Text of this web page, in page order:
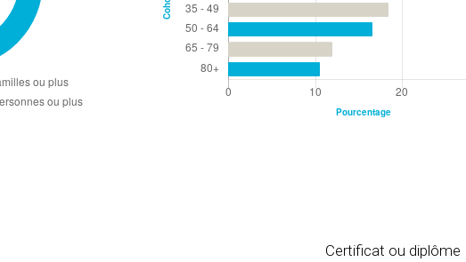
Certificat ou diplôme